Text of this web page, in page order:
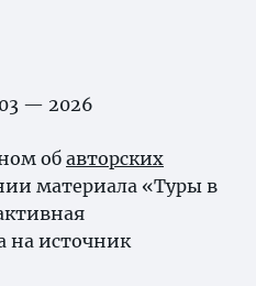
— 2026
об авторских
материала «Туры в
на источник